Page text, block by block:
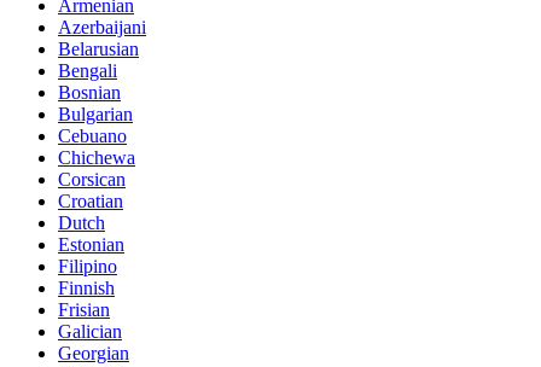
Armenian
Azerbaijani
Belarusian
Bengali
Bosnian
Bulgarian
Cebuano
Chichewa
Corsican
Croatian
Dutch
Estonian
Filipino
Finnish
Frisian
Galician
Georgian